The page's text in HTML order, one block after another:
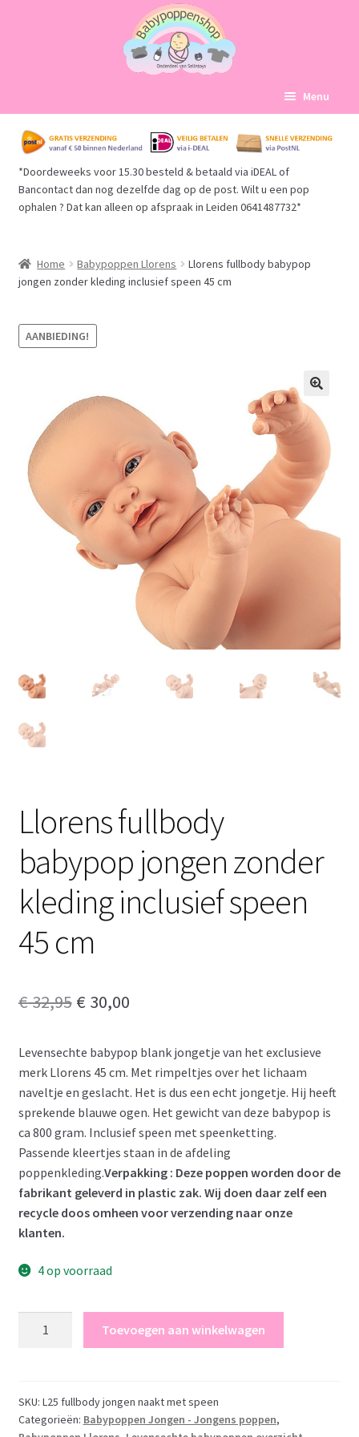
naar
navigatie
de
inhoud
Menu
Home
Babypoppen Afdelingen
Mijn account
Afrekenen
*Doordeweeks voor 15.30 besteld & betaald via iDEAL of
Bancontact dan nog dezelfde dag op de post. Wilt u een pop
ophalen ? Dat kan alleen op afspraak in Leiden 0641487732*
Home Babypoppen Llorens
Llorens fullbody babypop
jongen zonder kleding inclusief speen 45 cm
AANBIEDING!
Llorens fullbody
babypop jongen zonder
kleding inclusief speen
45 cm
€32,95 Oorspronkelijke
was:
€ 32,95.
€ 30,00Huidige
is:
€ 30,00.
Levensechte babypop blank jongetje van het exclusieve
merk Llorens 45 cm. Met rimpeltjes over het lichaam
naveltje en geslacht. Het is dus een echt jongetje. Hij heeft
sprekende blauwe ogen. Het gewicht van deze babypop is
ca 800 gram. Inclusief speen met speenketting.
Passende kleertjes staan in de afdeling
poppenkleding.Verpakking : Deze poppen worden door de
fabrikant geleverd in plastic zak. Wij doen daar zelf een
recycle doos omheen voor verzending naar onze
klanten.
4 op voorraad
zonder
kleding
Toevoegen aan winkelwagen
SKU: L25 fullbody jongen naakt met speen
Categorieën: Babypoppen Jongen - Jongens poppen,